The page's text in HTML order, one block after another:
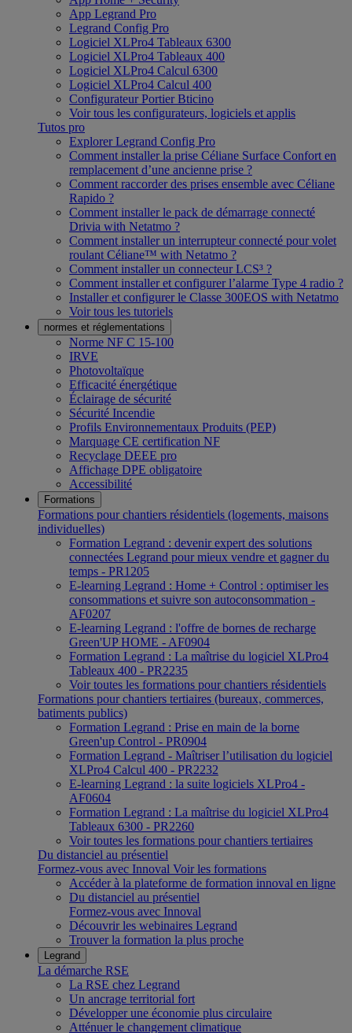
App Legrand Pro
Legrand Config Pro
Logiciel XLPro4 Tableaux 6300
Logiciel XLPro4 Tableaux 400
Logiciel XLPro4 Calcul 6300
Logiciel XLPro4 Calcul 400
Configurateur Portier Bticino
Voir tous les configurateurs, logiciels et applis
Tutos pro
Explorer Legrand Config Pro
Comment installer la prise Céliane Surface Confort en
remplacement d’une ancienne prise ?
Comment raccorder des prises ensemble avec Céliane
Rapido ?
Comment installer le pack de démarrage connecté
Drivia with Netatmo ?
Comment installer un interrupteur connecté pour volet
roulant Céliane™ with Netatmo ?
Comment installer un connecteur LCS³ ?
Comment installer et configurer l’alarme Type 4 radio ?
Installer et configurer le Classe 300EOS with Netatmo
Voir tous les tutoriels
normes et réglementations
Norme NF C 15-100
IRVE
Photovoltaïque
Efficacité énergétique
Éclairage de sécurité
Sécurité Incendie
Profils Environnementaux Produits (PEP)
Marquage CE certification NF
Recyclage DEEE pro
Affichage DPE obligatoire
Accessibilité
Formations
Formations pour chantiers résidentiels (logements, maisons
individuelles)
Formation Legrand : devenir expert des solutions
connectées Legrand pour mieux vendre et gagner du
temps - PR1205
E-learning Legrand : Home + Control : optimiser les
consommations et suivre son autoconsommation -
AF0207
E-learning Legrand : l'offre de bornes de recharge
Green'UP HOME - AF0904
Formation Legrand : La maîtrise du logiciel XLPro4
Tableaux 400 - PR2235
Voir toutes les formations pour chantiers résidentiels
Formations pour chantiers tertiaires (bureaux, commerces,
batiments publics)
Formation Legrand : Prise en main de la borne
Green'up Control - PR0904
Formation Legrand - Maîtriser l’utilisation du logiciel
XLPro4 Calcul 400 - PR2232
E-learning Legrand : la suite logiciels XLPro4 -
AF0604
Formation Legrand : La maîtrise du logiciel XLPro4
Tableaux 6300 - PR2260
Voir toutes les formations pour chantiers tertiaires
Du distanciel au présentiel
Formez-vous avec Innoval Voir les formations
Accéder à la plateforme de formation innoval en ligne
Du distanciel au présentiel
Formez-vous avec Innoval
Découvrir les webinaires Legrand
Trouver la formation la plus proche
Legrand
La démarche RSE
La RSE chez Legrand
Un ancrage territorial fort
Développer une économie plus circulaire
Atténuer le changement climatique